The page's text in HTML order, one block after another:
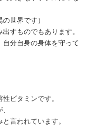
世界です）
すものでもあります。
分自身の身体を守って
ビタミンです。
言われています。